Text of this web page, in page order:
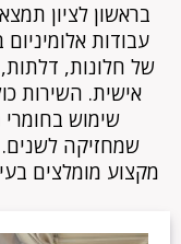
בראשון לציון
עבודות
של חלונות,
אישית. השירות
שימוש
שמחזיקה לשנים.
מקצוע מומלצים